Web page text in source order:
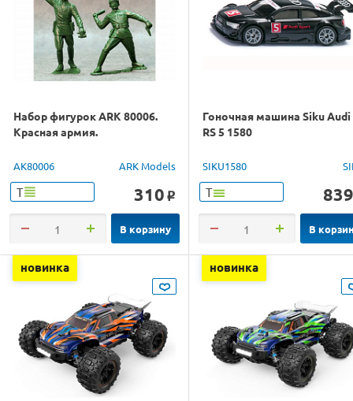
Набор фигурок ARK 80006.
Красная армия.
AK80006 ARK Models
Т 310 o
В корзину
Гоночная машина Siku Audi
RS 5 1580
SIKU1580
Т 839
В
новинка новинка